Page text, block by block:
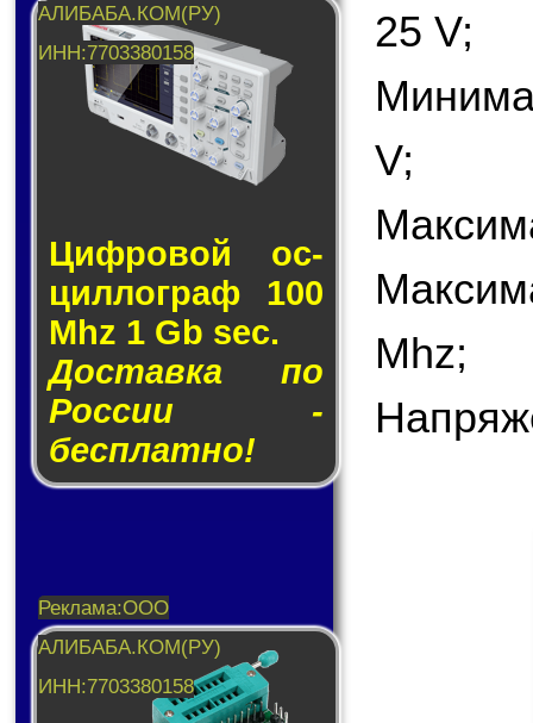
Циф­ро­вой ос­
цил­лог­раф 100
Mhz 1 Gb sec.
Доставка по
России -
бесплатно!
25 V;
V;
Mhz;